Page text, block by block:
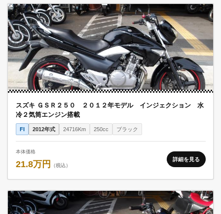
スズキ ＧＳＲ２５０ ２０１２年モデル インジェクション 水
冷２気筒エンジン搭載
FI 2012年式 24716Km 250cc ブラック
本体価格
21.8万円 （税込）
詳細を見る